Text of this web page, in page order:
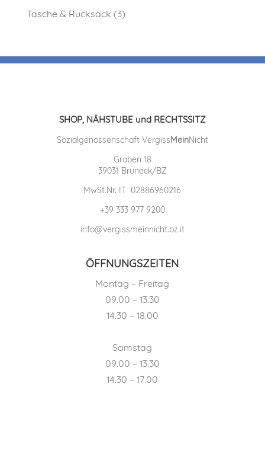
Tasche & Rucksack (3)
SHOP, NÄHSTUBE und RECHTSSITZ
Sozialgenossenschaft VergissMeinNicht
Graben 18
39031 Bruneck/BZ
MwSt.Nr. IT 02886960216
+39 333 977 9200
info@vergissmeinnicht.bz.it
ÖFFNUNGSZEITEN
Montag – Freitag
09.00 – 13.30
14.30 – 18.00
Samstag
09.00 – 13.30
14.30 – 17.00